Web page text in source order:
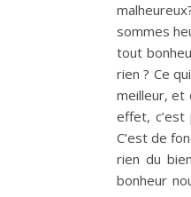
sommes
tout
rien ? Ce
meilleur, et
effet,
C’est de
rien du
bonheur